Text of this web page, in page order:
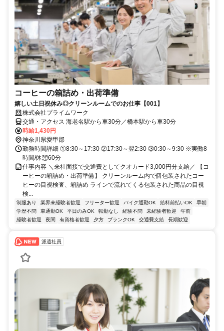
コーヒーの箱詰め・出荷準備
嬉しい土日祝休み◎クリーンルームでのお仕事【001】
株式会社プライムワーク
交通・アクセス 海老名駅から車30分／橋本駅から車30分
時給1,430円
神奈川県愛甲郡
勤務時間詳細 ①8:30～17:30 ②17:30～翌2:30 ③0:30～9:30 ※実働8
時間/休憩60分
仕事内容 ＼来社面接で交通費としてクオカード3,000円分支給／ 【コ
ーヒーの箱詰め・出荷準備】 クリーンルーム内で個包装されたコー
ヒーの目視検査、箱詰め ラインで流れてくる包装された商品の目視
検...
制服あり 業界未経験者歓迎 フリーター歓迎 バイク通勤OK 給料前払いOK
早朝
学歴不問
車通勤OK 平日のみOK 転勤なし 経験不問 未経験者歓迎
午前
経験者歓迎
夜間 有資格者歓迎 夕方 ブランクOK 交通費支給 長期歓迎
派遣社員